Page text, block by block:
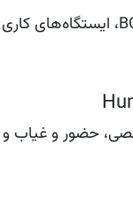
حضور و غیاب و